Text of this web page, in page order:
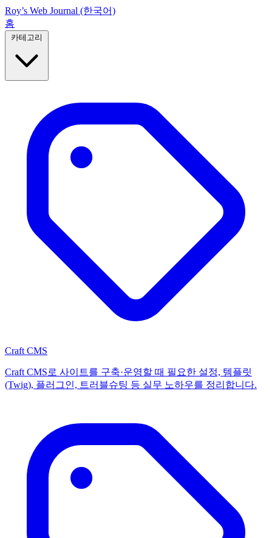
Roy’s Web Journal (한국어)
홈
카테고리
Craft CMS
Craft CMS로 사이트를 구축·운영할 때 필요한 설정, 템플릿
(Twig), 플러그인, 트러블슈팅 등 실무 노하우를 정리합니다.